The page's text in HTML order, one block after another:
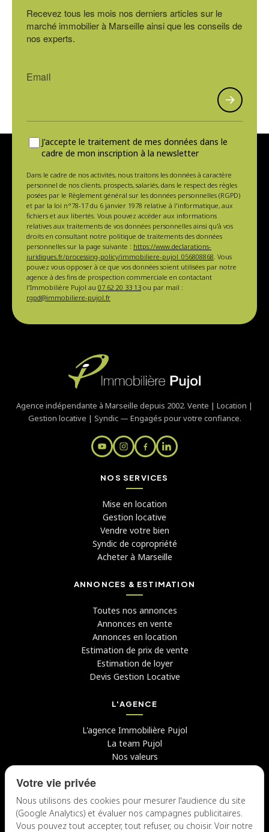
Recevez tous les mois nos derniers articles sur le
marché immobilier à Marseille ainsi que les conseils de
nos experts.
J'accepte le traitement de mes données dans le
cadre de mon inscription à la newsletter
Dans le cadre de nos activités, nous traitons les données à caractère
personnel de nos clients, prospects, salariés, dans le respect des règles
posées par le Règlement général sur les données personnelles (RGPD)
et par la loi n°78-17 du 6 janvier 1978 relative à l'informatique, aux
fichiers et aux libertés. Vous pouvez accéder aux informations
relatives aux traitements de vos données personnelles ainsi qu'à vos
droits en consultant notre politique de traitements des données
personnelles sur la page suivante : https://www.declarations-
juridiques.fr/processing-policy/immobiliere-pujol_056808868 . Vous
pouvez vous opposer à ce que vos données soient utilisées par notre
agence à des fins de prospection commerciale en contactant
l'Immobilière Pujol au 07 62 20 33 13 ou par mail :
rgpd@immobiliere-pujol.fr
Agence indépendante à Marseille depuis 2002. Vente | Location |
Gestion locative | Syndic — Engagés pour votre confiance.
NOS SERVICES
Mise en location
Gestion locative
Vendre votre bien
Syndic de copropriété
Acheter à Marseille
ANNONCES & ESTIMATION
Toutes nos annonces
Annonces en vente
Annonces en location
Estimation de prix de vente
Estimation de loyer
Devis Gestion Locative
L'AGENCE
L'agence Immobilière Pujol
La team Pujol
Nos valeurs
Candidater chez nous
NOUS CONTACTER
Votre vie privée
Nous utilisons des cookies pour mesurer l'audience du site
(Google Analytics) et évaluer nos campagnes publicitaires.
Vous pouvez tout accepter, tout refuser, ou choisir. Voir notre